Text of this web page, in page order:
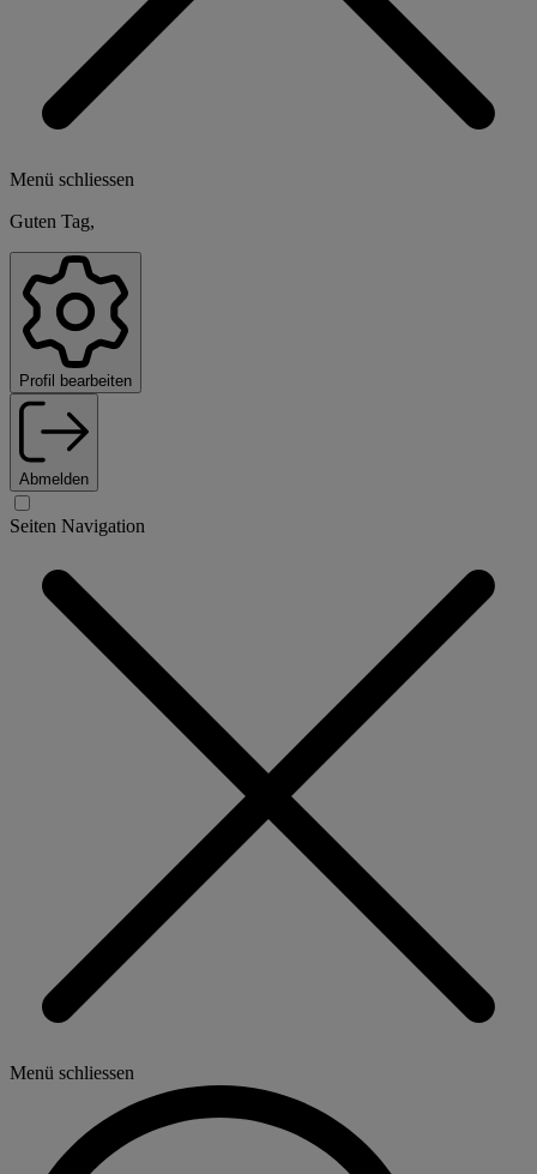
Menü schliessen
Guten Tag,
Profil bearbeiten
Abmelden
Seiten Navigation
Menü schliessen